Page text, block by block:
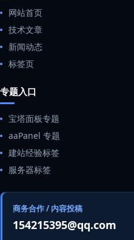
网站首页
技术文章
新闻动态
标签页
专题入口
宝塔面板专题
aaPanel 专题
建站经验标签
服务器标签
商务合作 / 内容投稿
154215395@qq.com